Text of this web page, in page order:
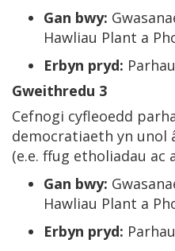
Gan bwy:
Hawliau Plant a
Erbyn pryd:
Gweithredu 3
Cefnogi cyfleoedd
democratiaeth yn unol
(e.e. ffug etholiadau ac
Gan bwy:
Hawliau Plant a
Erbyn pryd: